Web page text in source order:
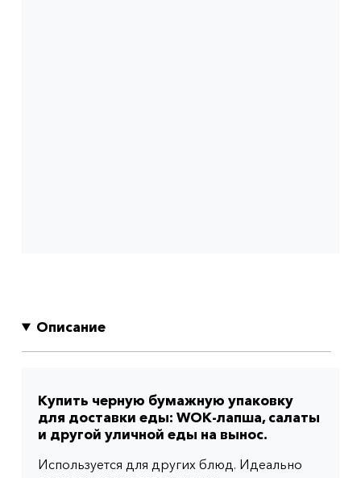
Описание
Купить черную бумажную упаковку
для доставки еды: WOK-лапша, салаты
и другой уличной еды на вынос.
Используется для других блюд. Идеально